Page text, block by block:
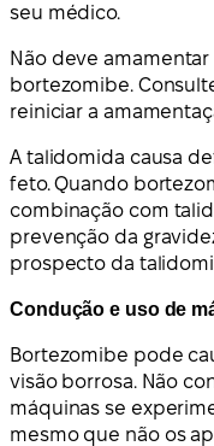
seu médico.
Não deve
bortezomibe.
reiniciar a
A talidomida causa
feto. Quando
combinação com
prevenção da
prospecto da
Condução e uso de
Bortezomibe pode
visão borrosa. Não
máquinas se
mesmo que não os